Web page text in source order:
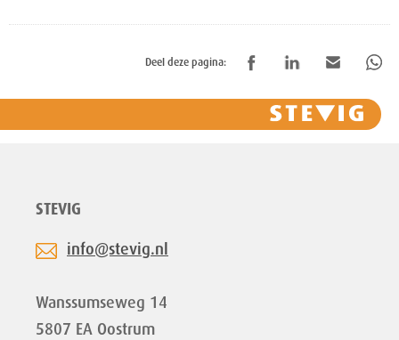
Deel deze pagina:
STEVIG
info@stevig.nl
Wanssumseweg 14
5807 EA Oostrum